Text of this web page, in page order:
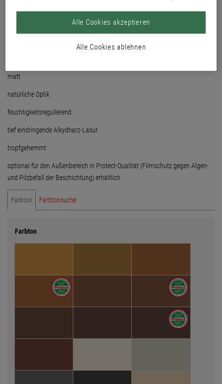
matt
natürliche Optik
feuchtigkeitsregulierend
tief eindringende Alkydharz-Lasur
tropfgehemmt
optional für den Außenbereich in Protect-Qualität (Filmschutz gegen Algen-
und Pilzbefall der Beschichtung) erhältlich
Farbton Farbtonsuche
Farbton
Alle Cookies ablehnen
Alle Cookies akzeptieren